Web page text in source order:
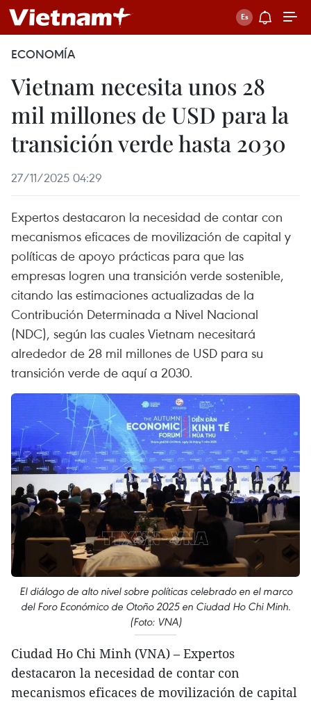
ECONOMÍA
Vietnam necesita unos 28
mil millones de USD para la
transición verde hasta 2030
27/11/2025 04:29
Expertos destacaron la necesidad de contar con
mecanismos eficaces de movilización de capital y
políticas de apoyo prácticas para que las
empresas logren una transición verde sostenible,
citando las estimaciones actualizadas de la
Contribución Determinada a Nivel Nacional
(NDC), según las cuales Vietnam necesitará
alrededor de 28 mil millones de USD para su
transición verde de aquí a 2030.
El diálogo de alto nivel sobre políticas celebrado en el marco
del Foro Económico de Otoño 2025 en Ciudad Ho Chi Minh.
(Foto: VNA)
Ciudad Ho Chi Minh (VNA) – Expertos
destacaron la necesidad de contar con
mecanismos eficaces de movilización de capital